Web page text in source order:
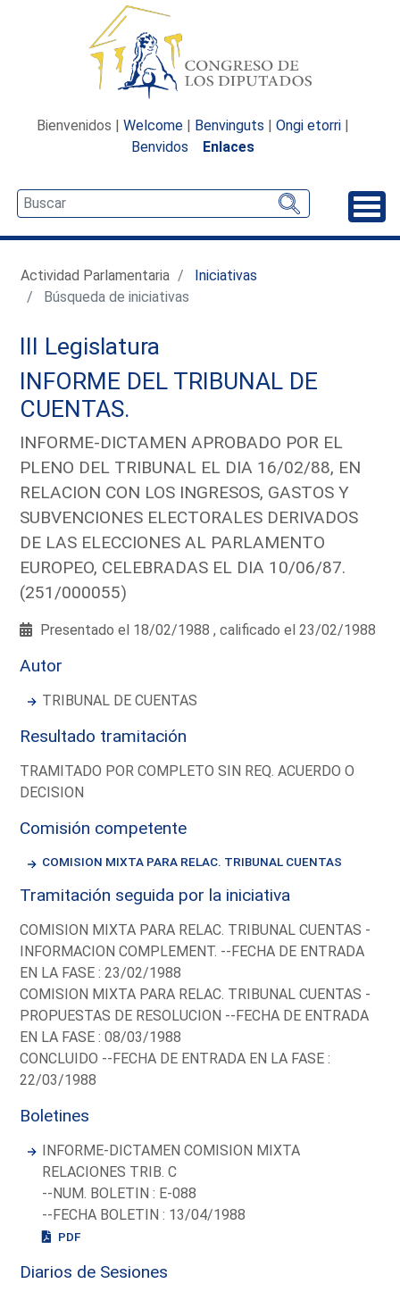
Bienvenidos | Welcome | Benvinguts | Ongi etorri |
Benvidos
Enlaces
Actividad Parlamentaria
Iniciativas
Búsqueda de iniciativas
III Legislatura
INFORME DEL TRIBUNAL DE
CUENTAS.
INFORME-DICTAMEN APROBADO POR EL
PLENO DEL TRIBUNAL EL DIA 16/02/88, EN
RELACION CON LOS INGRESOS, GASTOS Y
SUBVENCIONES ELECTORALES DERIVADOS
DE LAS ELECCIONES AL PARLAMENTO
EUROPEO, CELEBRADAS EL DIA 10/06/87.
(251/000055)
Presentado el 18/02/1988 , calificado el 23/02/1988
Autor
TRIBUNAL DE CUENTAS
Resultado tramitación
TRAMITADO POR COMPLETO SIN REQ. ACUERDO O
DECISION
Comisión competente
COMISION MIXTA PARA RELAC. TRIBUNAL CUENTAS
Tramitación seguida por la iniciativa
COMISION MIXTA PARA RELAC. TRIBUNAL CUENTAS -
INFORMACION COMPLEMENT. --FECHA DE ENTRADA
EN LA FASE : 23/02/1988
COMISION MIXTA PARA RELAC. TRIBUNAL CUENTAS -
PROPUESTAS DE RESOLUCION --FECHA DE ENTRADA
EN LA FASE : 08/03/1988
CONCLUIDO --FECHA DE ENTRADA EN LA FASE :
22/03/1988
Boletines
INFORME-DICTAMEN COMISION MIXTA
RELACIONES TRIB. C
--NUM. BOLETIN : E-088
--FECHA BOLETIN : 13/04/1988
PDF
Diarios de Sesiones